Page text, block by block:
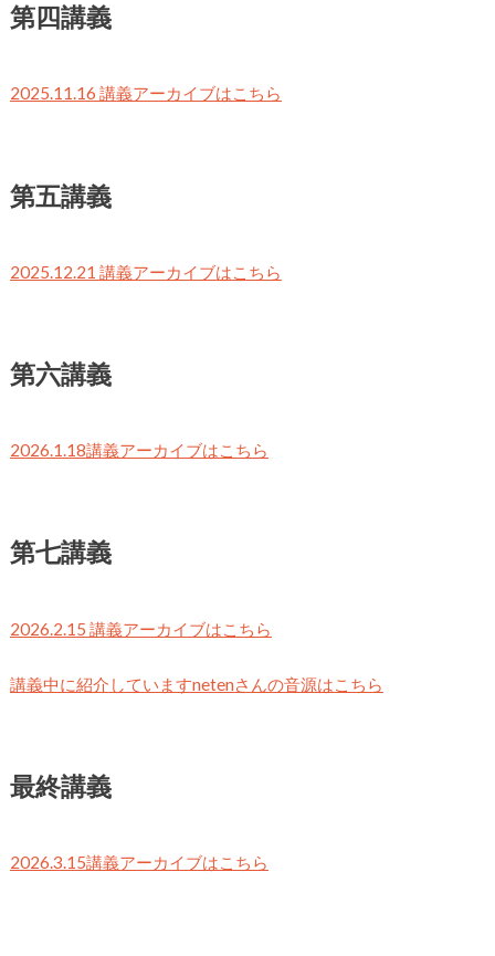
第四講義
2025.11.16 講義アーカイブはこちら
第五講義
2025.12.21 講義アーカイブはこちら
第六講義
2026.1.18講義アーカイブはこちら
第七講義
2026.2.15 講義アーカイブはこちら
講義中に紹介していますnetenさんの音源はこちら
最終講義
2026.3.15講義アーカイブはこちら